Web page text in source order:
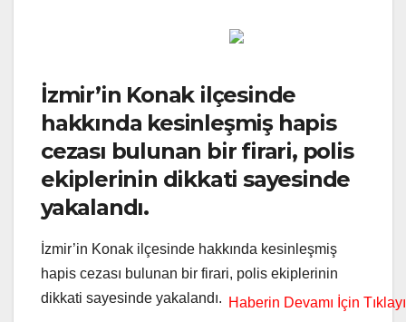
İzmir’in Konak ilçesinde
hakkında kesinleşmiş hapis
cezası bulunan bir firari, polis
ekiplerinin dikkati sayesinde
yakalandı.
İzmir’in Konak ilçesinde hakkında kesinleşmiş
hapis cezası bulunan bir firari, polis ekiplerinin
dikkati sayesinde yakalandı.